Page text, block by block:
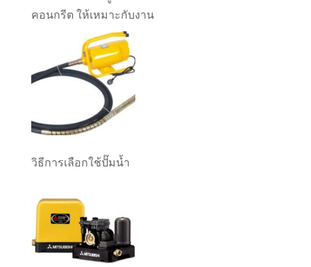
คอนกรีต ให้เหมาะกับงาน
วิธีการเลือกใช้ปั๊มน้ำ